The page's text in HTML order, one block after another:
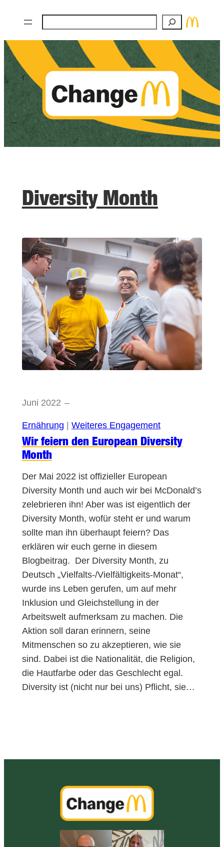
Inhalt
springen
Diversity Month
Juni 2022 –
Ernährung Weiteres Engagement
Wir feiern den European Diversity
Month
Der Mai 2022 ist offizieller European
Diversity Month und auch wir bei McDonald’s
zelebrieren ihn! Aber was ist eigentlich der
Diversity Month, wofür steht er und warum
sollte man ihn überhaupt feiern? Das
erklären wir euch gerne in diesem
Blogbeitrag. Der Diversity Month, zu
Deutsch „Vielfalts-/Vielfältigkeits-Monat“,
wurde ins Leben gerufen, um auf mehr
Inklusion und Gleichstellung in der
Arbeitswelt aufmerksam zu machen. Die
Aktion soll daran erinnern, seine
Mitmenschen so zu akzeptieren, wie sie
sind. Dabei ist die Nationalität, die Religion,
die Hautfarbe oder das Geschlecht egal.
Diversity ist (nicht nur bei uns) Pflicht, sie…